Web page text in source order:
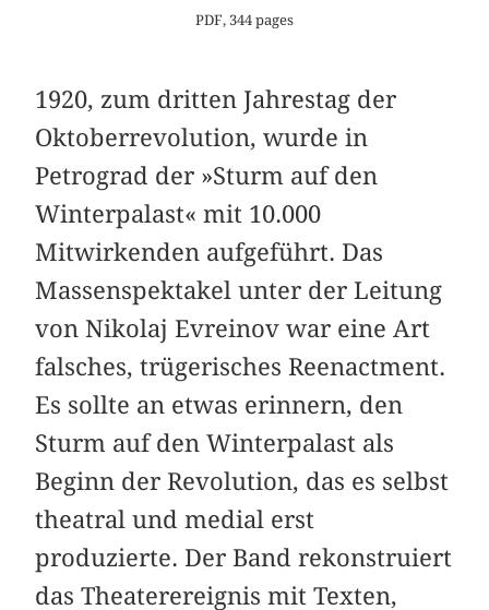
PDF, 344 pages
1920, zum dritten Jahrestag der
Oktoberrevolution, wurde in
Petrograd der »Sturm auf den
Winterpalast« mit 10.000
Mitwirkenden aufgeführt. Das
Massenspektakel unter der Leitung
von Nikolaj Evreinov war eine Art
falsches, trügerisches Reenactment.
Es sollte an etwas erinnern, den
Sturm auf den Winterpalast als
Beginn der Revolution, das es selbst
theatral und medial erst
produzierte. Der Band rekonstruiert
das Theaterereignis mit Texten,